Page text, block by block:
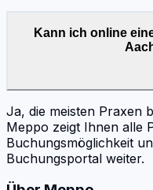
Kann ich online
Ja, die meisten Praxen
Meppo zeigt Ihnen alle
Buchungsmöglichkeit
Buchungsportal weiter.